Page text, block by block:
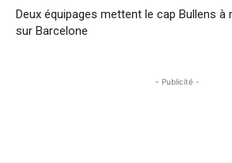
Deux équipages mettent le cap
sur Barcelone
Bullens à
- Publicité -